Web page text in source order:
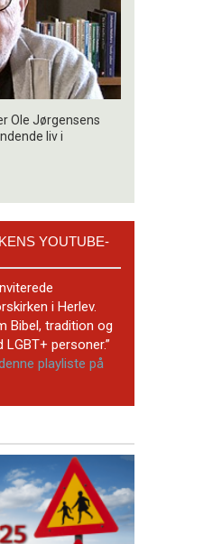
Ole Jørgensens
liv i
YOUTUBE-
i Herlev.
Bibel, tradition og
personer.”
playliste på